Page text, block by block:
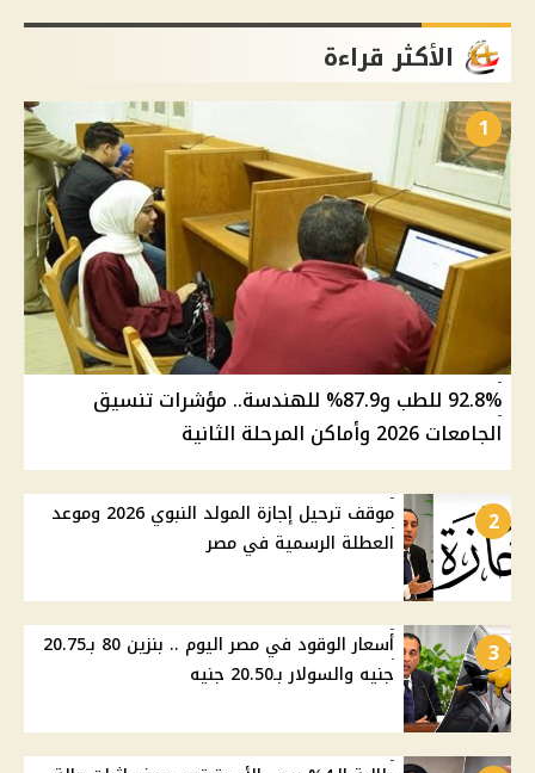
الأكثر قراءة
1
92.8% للطب و87.9% للهندسة.. مؤشرات تنسيق
الجامعات 2026 وأماكن المرحلة الثانية
2
موقف ترحيل إجازة المولد النبوي 2026 وموعد
العطلة الرسمية في مصر
3
أسعار الوقود في مصر اليوم .. بنزين 80 بـ20.75
جنيه والسولار بـ20.50 جنيه